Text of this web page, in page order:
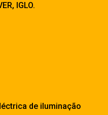
IGLO.
de iluminação